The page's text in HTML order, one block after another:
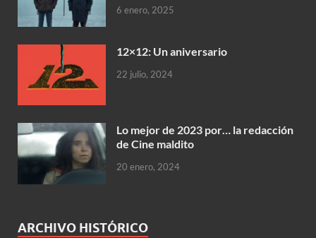
6 enero, 2025
12×12: Un aniversario
22 julio, 2024
Lo mejor de 2023 por… la redacción
de Cine maldito
20 enero, 2024
ARCHIVO HISTÓRICO